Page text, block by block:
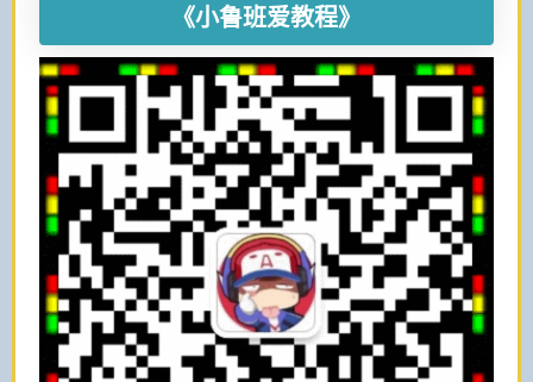
《小鲁班爱教程》